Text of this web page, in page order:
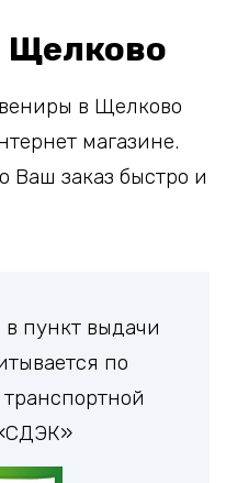
Щелково
в Щелково
магазине.
Ваш заказ быстро и
в пункт выдачи
по